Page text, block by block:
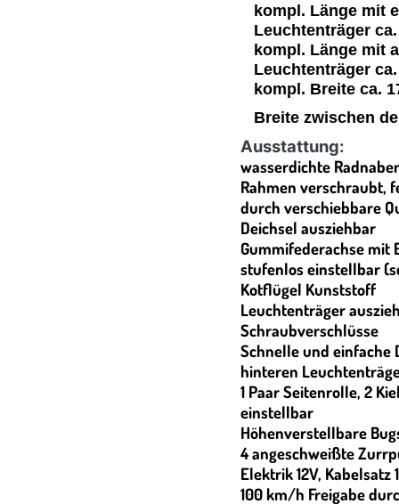
kompl. Länge mit
Leuchtenträger
kompl. Länge mit
Leuchtenträger
kompl. Breite ca.
Breite zwischen
Ausstattung:
wasserdichte
Rahmen verschraubt,
durch verschiebbare
Deichsel ausziehbar
Gummifederachse mit
stufenlos einstellbar
Kotflügel Kunststoff
Leuchtenträger
Schraubverschlüsse
Schnelle und einfache
hinteren
1 Paar Seitenrolle, 2
einstellbar
Höhenverstellbare
4 angeschweißte
Elektrik 12V, Kabelsatz
100 km/h Freigabe